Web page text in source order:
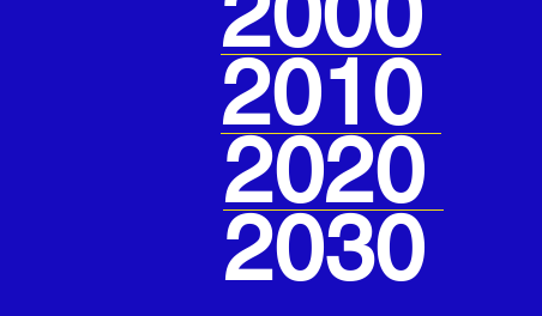
2010
2020
2030